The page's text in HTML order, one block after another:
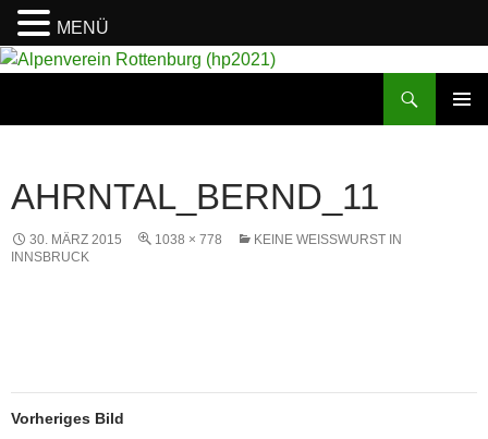
AHRNTAL_BERND_11
30. MÄRZ 2015 1038 × 778
KEINE WEISSWURST IN I
NNSBRUCK
Vorheriges Bild
MENÜ